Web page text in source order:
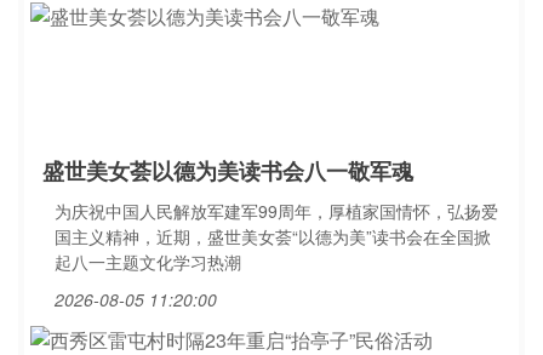
盛世美女荟以德为美读书会八一敬军魂
为庆祝中国人民解放军建军99周年，厚植家国情怀，弘扬爱
国主义精神，近期，盛世美女荟“以德为美”读书会在全国掀
起八一主题文化学习热潮
2026-08-05 11:20:00